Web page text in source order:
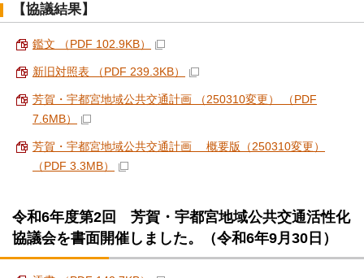
【協議結果】
鑑文 （PDF 102.9KB）
新旧対照表 （PDF 239.3KB）
芳賀・宇都宮地域公共交通計画 （250310変更） （PDF
7.6MB）
芳賀・宇都宮地域公共交通計画 概要版（250310変更）
（PDF 3.3MB）
令和6年度第2回 芳賀・宇都宮地域公共交通活性化
協議会を書面開催しました。（令和6年9月30日）